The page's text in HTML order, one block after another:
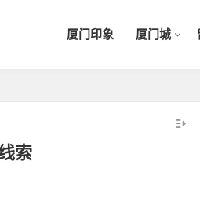
厦门印象 厦门城
索